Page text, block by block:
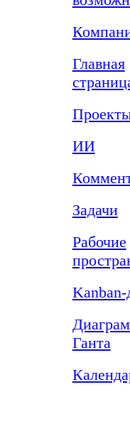
Главная
ИИ
Задачи
Рабочие
Kanban-
Ганта